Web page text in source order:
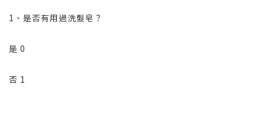
1、是否有用過洗髮皂？
是 0
否 1